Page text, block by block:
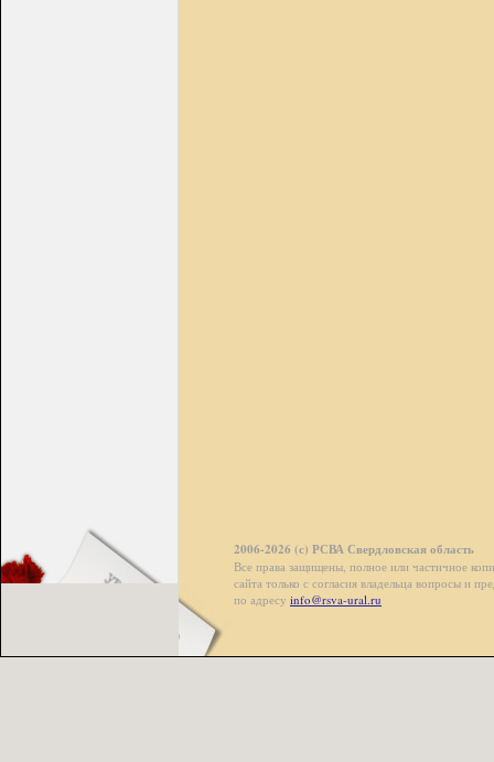
2006-2026 (с) РСВА Свердловская область
Все права защищены, полное или частичное
сайта только с согласия владельца вопросы и
по адресу info@rsva-ural.ru